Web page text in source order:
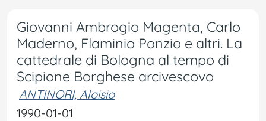
Giovanni Ambrogio Magenta, Carlo
Maderno, Flaminio Ponzio e altri. La
cattedrale di Bologna al tempo di
Scipione Borghese arcivescovo
ANTINORI, Aloisio
1990-01-01